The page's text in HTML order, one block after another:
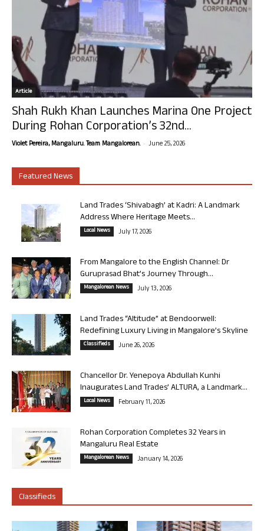
Article
Shah Rukh Khan Launches Marina One Project
During Rohan Corporation’s 32nd...
Violet Pereira, Mangaluru. Team Mangalorean. - June 25, 2026
Featured News
Land Trades ‘Shivabagh’ at Kadri: A Landmark
Address Where Heritage Meets...
Local News July 17, 2026
From Mangalore to the English Channel: Dr
Guruprasad Bhat’s Journey Through...
Mangalorean News July 13, 2026
Land Trades “Altitude” at Bendoorwell:
Redefining Luxury Living in Mangalore’s Skyline
Classifieds June 26, 2026
Chancellor Dr. Yenepoya Abdullah Kunhi
Inaugurates Land Trades’ ALTURA, a Landmark...
Local News February 11, 2026
Rohan Corporation Completes 32 Years in
Mangaluru Real Estate
Mangalorean News January 14, 2026
Classifieds